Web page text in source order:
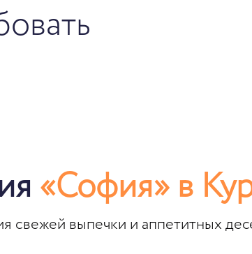
«София» в
свежей выпечки и аппетитных